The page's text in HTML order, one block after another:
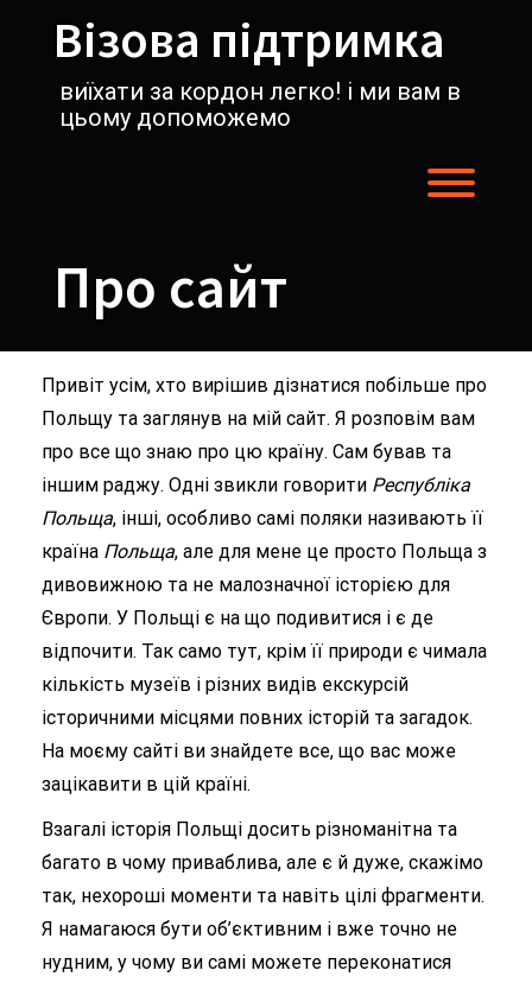
содержимомуВізова підтримка
виїхати за кордон легко! і ми вам в
цьому допоможемо
Про сайт
Привіт усім, хто вирішив дізнатися побільше про
Польщу та заглянув на мій сайт. Я розповім вам
про все що знаю про цю країну. Сам бував та
іншим раджу. Одні звикли говорити Республіка
Польща, інші, особливо самі поляки називають її
країна Польща, але для мене це просто Польща з
дивовижною та не малозначної історією для
Європи. У Польщі є на що подивитися і є де
відпочити. Так само тут, крім її природи є чимала
кількість музеїв і різних видів екскурсій
історичними місцями повних історій та загадок.
На моєму сайті ви знайдете все, що вас може
зацікавити в цій країні.
Взагалі історія Польщі досить різноманітна та
багато в чому приваблива, але є й дуже, скажімо
так, нехороші моменти та навіть цілі фрагменти.
Я намагаюся бути об’єктивним і вже точно не
нудним, у чому ви самі можете переконатися